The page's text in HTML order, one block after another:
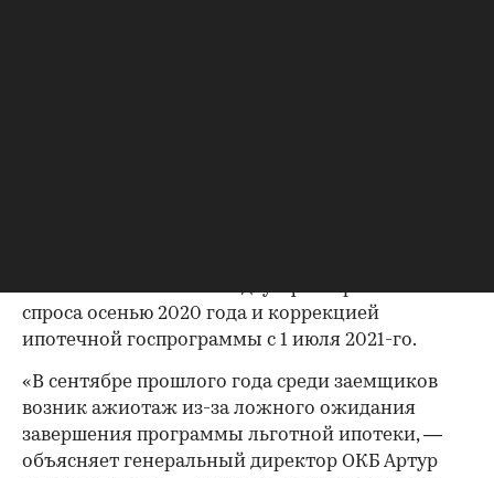
спроса осенью 2020 года и коррекцией
ипотечной госпрограммы с 1 июля 2021-го.
«В сентябре прошлого года среди заемщиков
возник ажиотаж из-за ложного ожидания
завершения программы льготной ипотеки, —
объясняет генеральный директор ОКБ Артур